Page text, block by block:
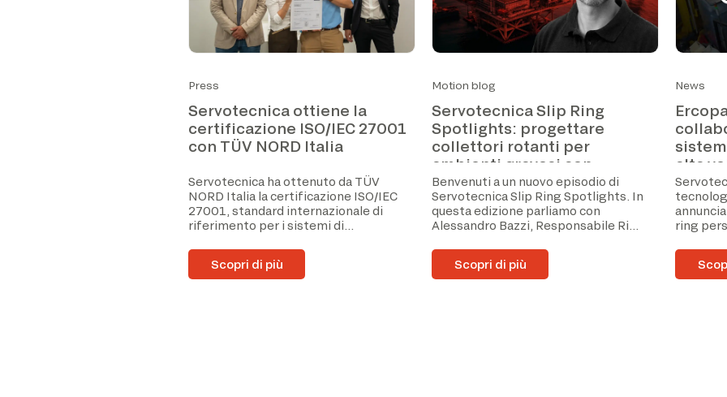
Press
Servotecnica ottiene la
certificazione ISO/IEC 27001
con TÜV NORD Italia
Servotecnica ha ottenuto da TÜV
NORD Italia la certificazione ISO/IEC
27001, standard internazionale di
riferimento per i sistemi di...
Scopri di più
Motion blog
Servotecnica Slip Ring
Spotlights: progettare
collettori rotanti per
ambienti gravosi con
Alessandro Bazzi
Benvenuti a un nuovo episodio di
Servotecnica Slip Ring Spotlights. In
questa edizione parliamo con
Alessandro Bazzi, Responsabile Ri...
Scopri di più
News
alta
ring